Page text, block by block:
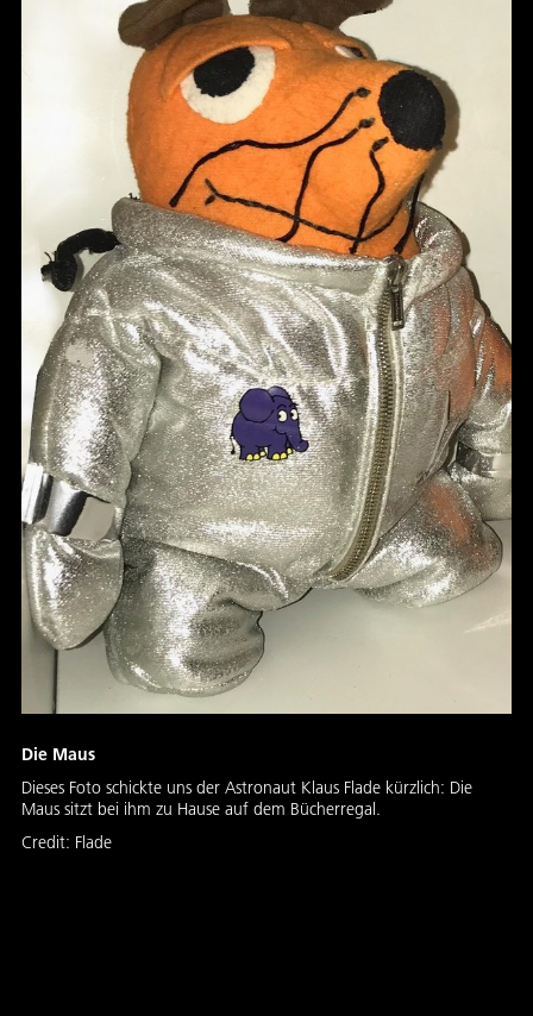
Die Maus
Dieses Foto schickte uns der Astronaut Klaus Flade kürzlich: Die
Maus sitzt bei ihm zu Hause auf dem Bücherregal.
Credit: Flade